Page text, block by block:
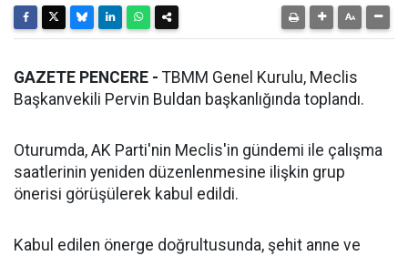
GAZETE PENCERE - TBMM Genel Kurulu, Meclis
Başkanvekili Pervin Buldan başkanlığında toplandı.
Oturumda, AK Parti'nin Meclis'in gündemi ile çalışma
saatlerinin yeniden düzenlenmesine ilişkin grup
önerisi görüşülerek kabul edildi.
Kabul edilen önerge doğrultusunda, şehit anne ve